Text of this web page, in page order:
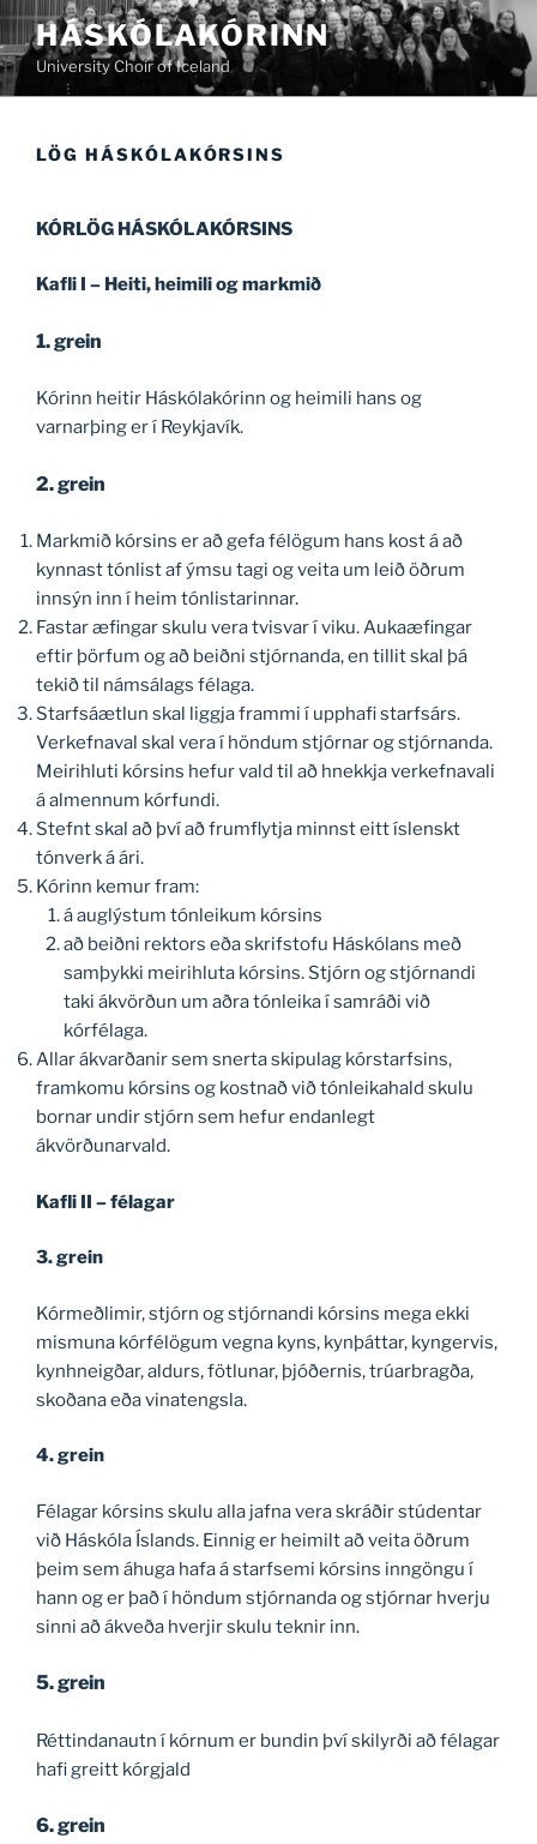
Fara
að
efni
HÁSKÓLAKÓRINN
University Choir of Iceland
LÖG HÁSKÓLAKÓRSINS
KÓRLÖG HÁSKÓLAKÓRSINS
Kafli I – Heiti, heimili og markmið
1. grein
Kórinn heitir Háskólakórinn og heimili hans og
varnarþing er í Reykjavík.
2. grein
Markmið kórsins er að gefa félögum hans kost á að
kynnast tónlist af ýmsu tagi og veita um leið öðrum
innsýn inn í heim tónlistarinnar.
Fastar æfingar skulu vera tvisvar í viku. Aukaæfingar
eftir þörfum og að beiðni stjórnanda, en tillit skal þá
tekið til námsálags félaga.
Starfsáætlun skal liggja frammi í upphafi starfsárs.
Verkefnaval skal vera í höndum stjórnar og stjórnanda.
Meirihluti kórsins hefur vald til að hnekkja verkefnavali
á almennum kórfundi.
Stefnt skal að því að frumflytja minnst eitt íslenskt
tónverk á ári.
Kórinn kemur fram:
á auglýstum tónleikum kórsins
að beiðni rektors eða skrifstofu Háskólans með
samþykki meirihluta kórsins. Stjórn og stjórnandi
taki ákvörðun um aðra tónleika í samráði við
kórfélaga.
Allar ákvarðanir sem snerta skipulag kórstarfsins,
framkomu kórsins og kostnað við tónleikahald skulu
bornar undir stjórn sem hefur endanlegt
ákvörðunarvald.
Kafli II – félagar
3. grein
Kórmeðlimir, stjórn og stjórnandi kórsins mega ekki
mismuna kórfélögum vegna kyns, kynþáttar, kyngervis,
kynhneigðar, aldurs, fötlunar, þjóðernis, trúarbragða,
skoðana eða vinatengsla.
4. grein
Félagar kórsins skulu alla jafna vera skráðir stúdentar
við Háskóla Íslands. Einnig er heimilt að veita öðrum
þeim sem áhuga hafa á starfsemi kórsins inngöngu í
hann og er það í höndum stjórnanda og stjórnar hverju
sinni að ákveða hverjir skulu teknir inn.
5. grein
Réttindanautn í kórnum er bundin því skilyrði að félagar
hafi greitt kórgjald
6. grein